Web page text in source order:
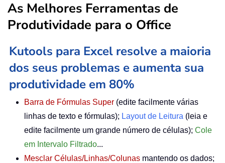
As Melhores Ferramentas de
Produtividade para o Office
Kutools para Excel resolve a maioria
dos seus problemas e aumenta sua
produtividade em 80%
Barra de Fórmulas Super (edite facilmente várias
linhas de texto e fórmulas); Layout de Leitura (leia e
edite facilmente um grande número de células); Cole
em Intervalo Filtrado...
Mesclar Células/Linhas/Colunas mantendo os dados;